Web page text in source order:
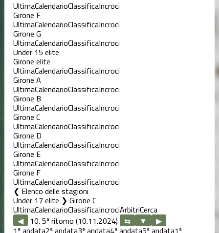
UltimaCalendarioClassificaIncroci
Girone F
UltimaCalendarioClassificaIncroci
Girone G
UltimaCalendarioClassificaIncroci
Under 15 elite
Girone elite
UltimaCalendarioClassificaIncroci
Girone A
UltimaCalendarioClassificaIncroci
Girone B
UltimaCalendarioClassificaIncroci
Girone C
UltimaCalendarioClassificaIncroci
Girone D
UltimaCalendarioClassificaIncroci
Girone E
UltimaCalendarioClassificaIncroci
Girone F
UltimaCalendarioClassificaIncroci
Elenco delle stagioni
Under 17 elite ❯ Girone C
UltimaCalendarioClassificaIncrociArbitriCerca
◀ 10. 5ª ritorno (10.11.2024)
▶
1ª andata2ª andata3ª andata4ª andata5ª andata1ª